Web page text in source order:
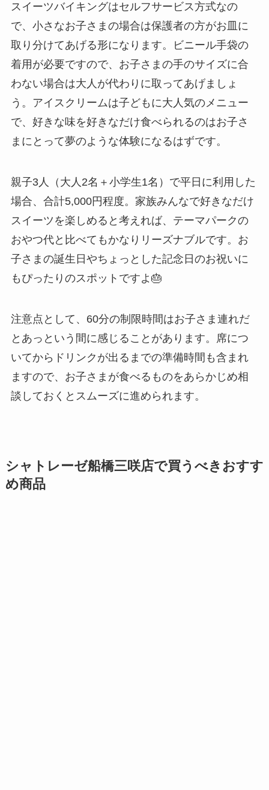
スイーツバイキングはセルフサービス方式なの
で、小さなお子さまの場合は保護者の方がお皿に
取り分けてあげる形になります。ビニール手袋の
着用が必要ですので、お子さまの手のサイズに合
わない場合は大人が代わりに取ってあげましょ
う。アイスクリームは子どもに大人気のメニュー
で、好きな味を好きなだけ食べられるのはお子さ
まにとって夢のような体験になるはずです。
親子3人（大人2名＋小学生1名）で平日に利用した
場合、合計5,000円程度。家族みんなで好きなだけ
スイーツを楽しめると考えれば、テーマパークの
おやつ代と比べてもかなりリーズナブルです。お
子さまの誕生日やちょっとした記念日のお祝いに
もぴったりのスポットですよ🎂
注意点として、60分の制限時間はお子さま連れだ
とあっという間に感じることがあります。席につ
いてからドリンクが出るまでの準備時間も含まれ
ますので、お子さまが食べるものをあらかじめ相
談しておくとスムーズに進められます。
シャトレーゼ船橋三咲店で買うべきおすす
め商品